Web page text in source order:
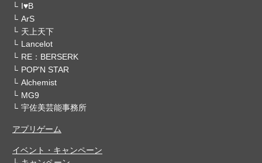
I♥B
ArS
天上天下
Lancelot
RE：BERSERK
POP'N STAR
Alchemist
MG9
宇佐美芸能事務所
アプリゲーム
イベント・キャンペーン